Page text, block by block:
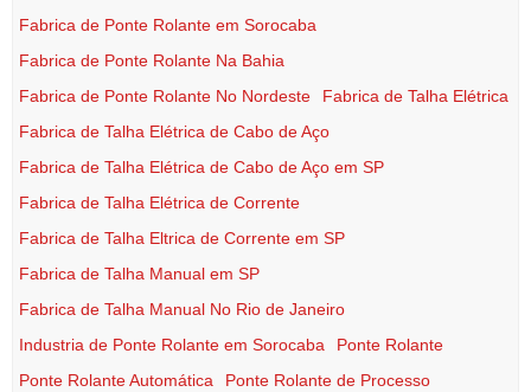
Fabrica de Ponte Rolante em Sorocaba
Fabrica de Ponte Rolante Na Bahia
Fabrica de Ponte Rolante No Nordeste
Fabrica de Talha Elétrica
Fabrica de Talha Elétrica de Cabo de Aço
Fabrica de Talha Elétrica de Cabo de Aço em SP
Fabrica de Talha Elétrica de Corrente
Fabrica de Talha Eltrica de Corrente em SP
Fabrica de Talha Manual em SP
Fabrica de Talha Manual No Rio de Janeiro
Industria de Ponte Rolante em Sorocaba
Ponte Rolante
Ponte Rolante Automática
Ponte Rolante de Processo